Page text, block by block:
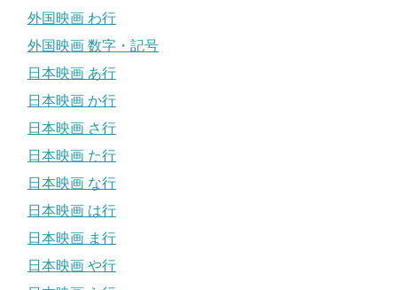
外国映画 わ行
外国映画 数字・記号
日本映画 あ行
日本映画 か行
日本映画 さ行
日本映画 た行
日本映画 な行
日本映画 は行
日本映画 ま行
日本映画 や行